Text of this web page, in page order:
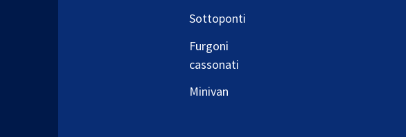
Sottoponti
Furgoni
cassonati
Minivan